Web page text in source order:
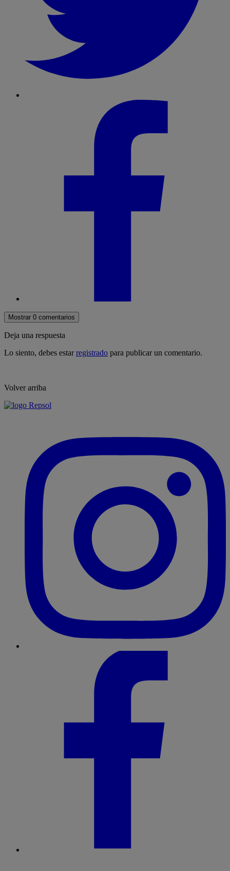
Mostrar 0 comentarios
Deja una respuesta
Lo siento, debes estarregistrado para publicar un comentario.
Volver arriba